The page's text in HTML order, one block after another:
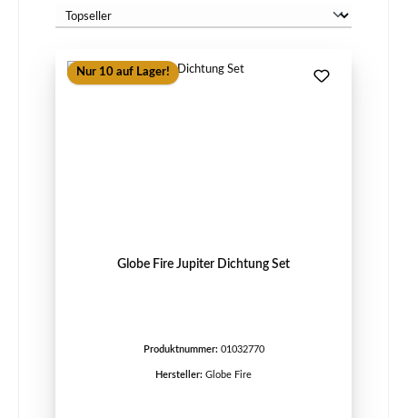
Nur 10 auf Lager!
Globe Fire Jupiter Dichtung Set
Produktnummer: 01032770
Hersteller: Globe Fire